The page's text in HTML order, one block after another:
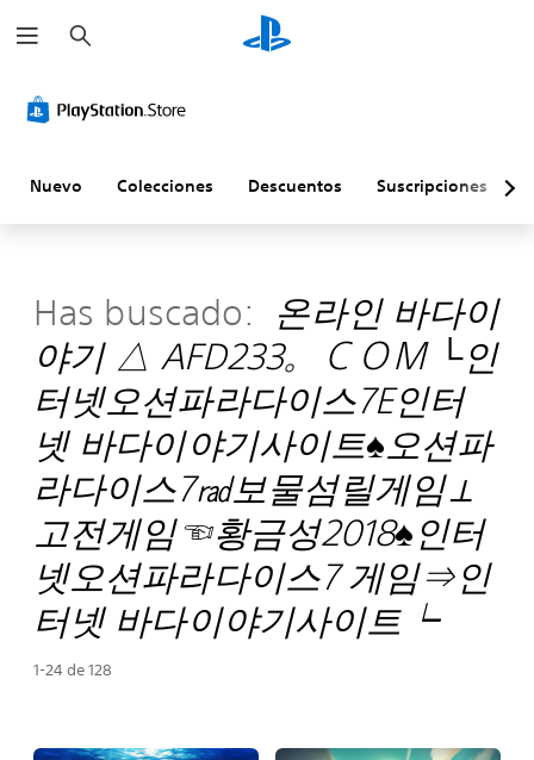
u
s
r
Nuevo Colecciones Descuentos Suscripciones
Has buscado:
온라인 바다이
야기 △ AFD233。ＣＯＭ └인
터넷오션파라다이스7E인터
넷 바다이야기사이트♠오션파
라다이스7㎭보물섬릴게임⊥
고전게임☜황금성2018♠인터
넷오션파라다이스7 게임⇒인
터넷 바다이야기사이트┕
1-24 de 128